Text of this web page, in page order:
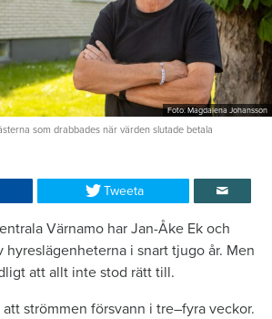
Foto: Magdalena Johansson
som drabbades när värden slutade betala
Tweeta
Värnamo har Jan-Åke Ek och
hyreslägenheterna i snart tjugo år. Men
att allt inte stod rätt till.
strömmen försvann i tre–fyra veckor.